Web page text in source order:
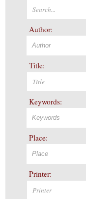
Author:
Title:
Keywords:
Place:
Printer: